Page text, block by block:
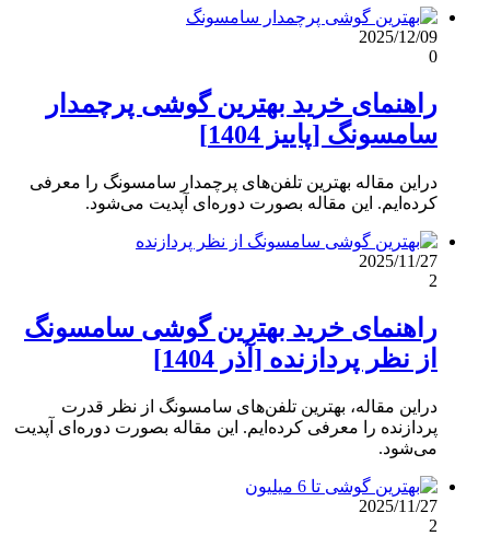
2025/12/09
0
راهنمای خرید بهترین گوشی پرچمدار
سامسونگ [پاییز 1404]
دراین مقاله بهترین تلفن‌های پرچمدار سامسونگ را معرفی
کرده‌ایم. این مقاله بصورت دوره‌ای آپدیت می‌شود.
2025/11/27
2
راهنمای خرید بهترین گوشی سامسونگ
از نظر پردازنده [آذر 1404]
دراین مقاله، بهترین تلفن‌های سامسونگ از نظر قدرت
پردازنده را معرفی کرده‌ایم. این مقاله بصورت دوره‌ای آپدیت
می‌شود.
2025/11/27
2